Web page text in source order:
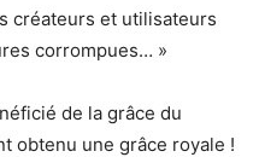
créateurs et utilisateurs
corrompues… »
de la grâce du
obtenu une grâce royale !